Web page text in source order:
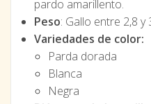
pardo amarillento.
Peso: Gallo entre 2,8 y
Variedades de color:
Parda dorada
Blanca
Negra